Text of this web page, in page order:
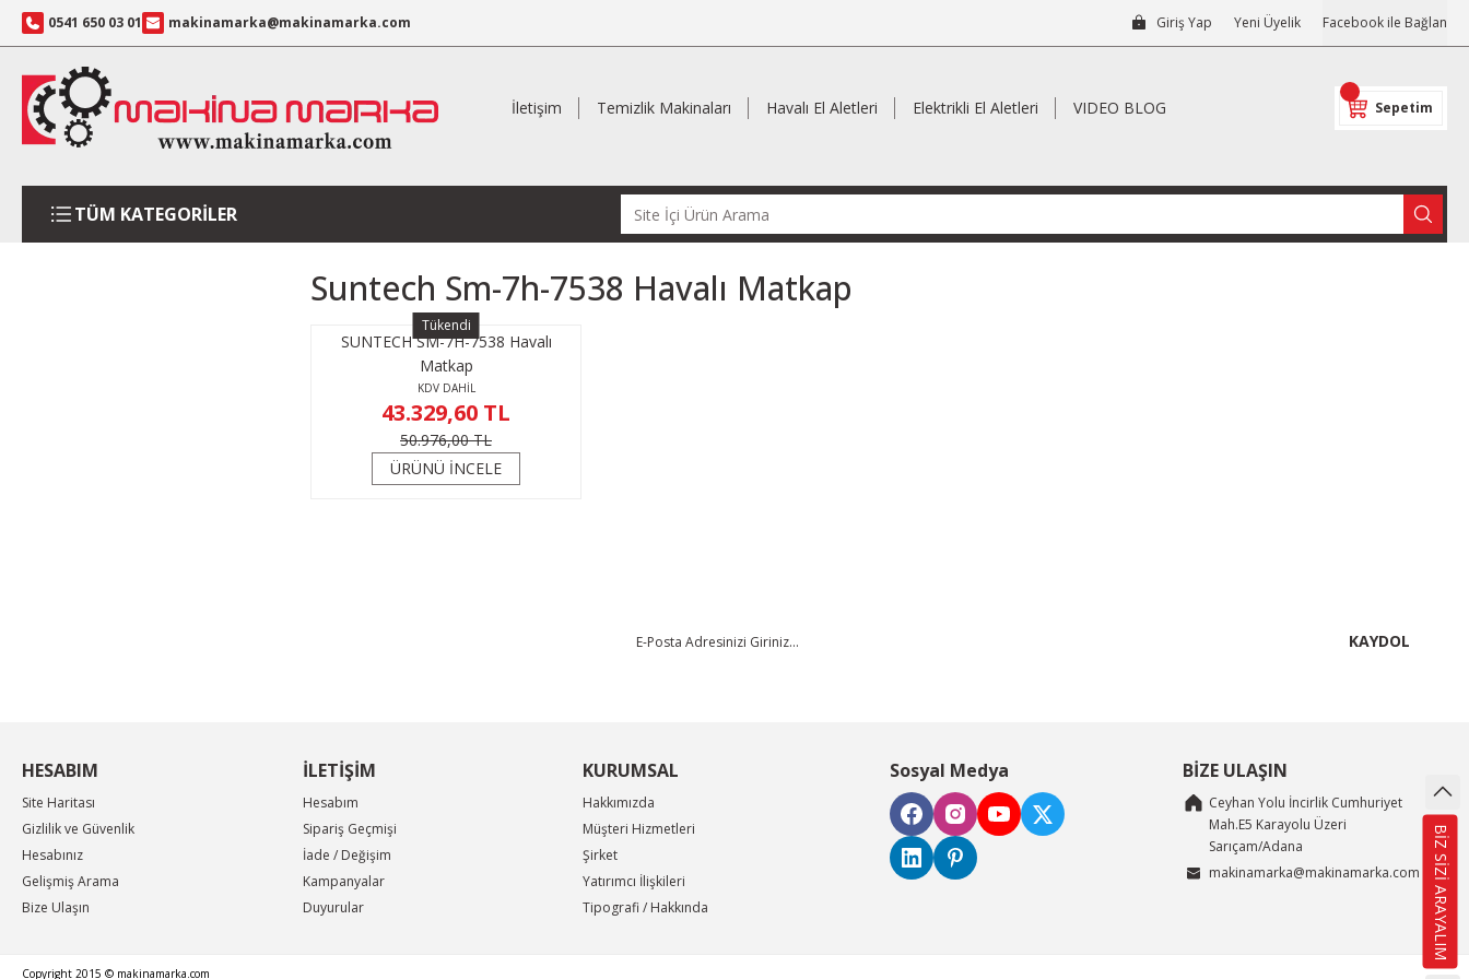
0541 650 03 01 makinamarka@makinamarka.com Giriş Yap Yeni Üyelik Facebook ile Bağlan
İletişim Temizlik Makinaları Havalı El Aletleri Elektrikli El Aletleri VIDEO BLOG Sepetim
TÜM KATEGORİLER
Suntech Sm-7h-7538 Havalı Matkap
Tükendi
SUNTECH SM-7H-7538 Havalı
Matkap
KDV DAHİL
43.329,60 TL
50.976,00 TL
ÜRÜNÜ İNCELE
KAYDOL
HESABIM
Site Haritası
Gizlilik ve Güvenlik
Hesabınız
Gelişmiş Arama
Bize Ulaşın
İLETİŞİM
Hesabım
Sipariş Geçmişi
İade / Değişim
Kampanyalar
Duyurular
KURUMSAL
Hakkımızda
Müşteri Hizmetleri
Şirket
Yatırımcı İlişkileri
Tipografi / Hakkında
Sosyal Medya BİZE ULAŞIN
Ceyhan Yolu İncirlik Cumhuriyet
Mah.E5 Karayolu Üzeri
Sarıçam/Adana
makinamarka@makinamarka.com
Copyright 2015 © makinamarka.com
BİZ SİZİ ARAYALIM